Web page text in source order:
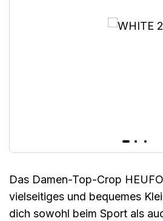
Das Damen-Top-Crop
vielseitiges und bequemes
dich sowohl beim Sport als